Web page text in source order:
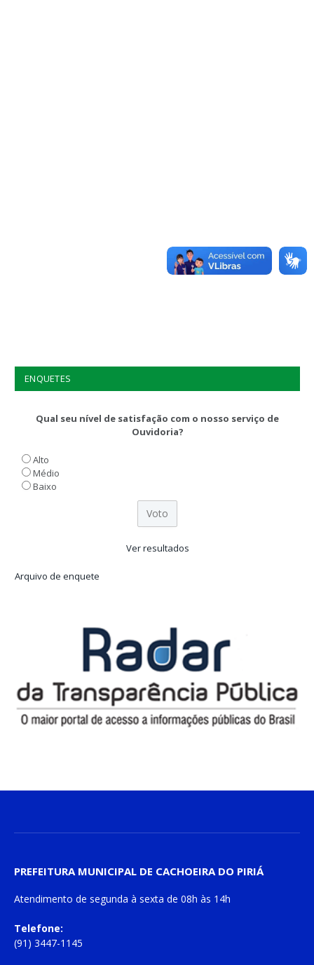
ENQUETES
Qual seu nível de satisfação com o nosso serviço de
Ouvidoria?
Alto
Médio
Baixo
Ver resultados
Arquivo de enquete
PREFEITURA MUNICIPAL DE CACHOEIRA DO PIRIÁ
Atendimento de segunda à sexta de 08h às 14h
Telefone:
(91) 3447-1145